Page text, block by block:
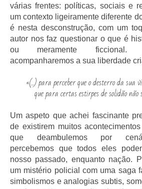
várias frentes: políticas, sociais e
um contexto ligeiramente diferente
é nesta desconstrução, com um
autor nos faz questionar o que é
ou meramente ficcional.
acompanharemos a sua liberdade
«(...) para perceber que o desterro da sua
que para certas estirpes de solidão não
Um aspeto que achei fascinante
de existirem muitos
que deambulemos por
percebemos que todos eles
nosso passado, enquanto nação.
um mistério policial com uma saga
simbolismos e analogias subtis,